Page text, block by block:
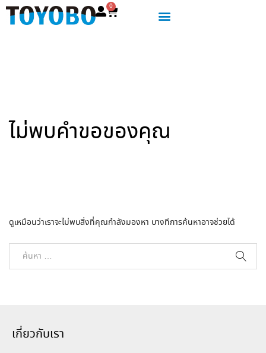
0
ไม่พบคำขอของคุณ
ดูเหมือนว่าเราจะไม่พบสิ่งที่คุณกำลังมองหา บางทีการค้นหาอาจช่วยได้
เกี่ยวกับเรา